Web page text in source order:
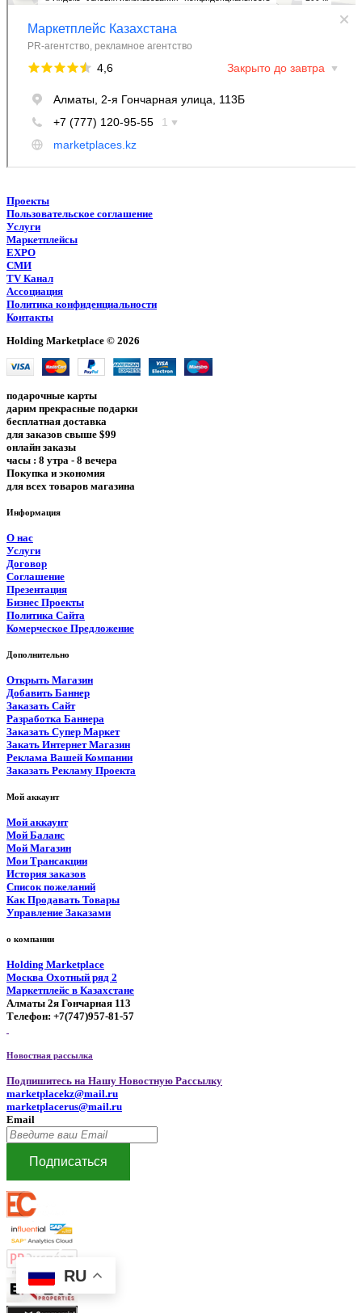
RU
Проекты
Пользовательское соглашение
Услуги
Маркетплейсы
EXPO
СМИ
TV Канал
Ассоциация
Политика конфиденциальности
Контакты
Holding Marketplace © 2026
подарочные карты
дарим прекрасные подарки
бесплатная доставка
для заказов свыше $99
онлайн заказы
часы : 8 утра - 8 вечера
Покупка и экономия
для всех товаров магазина
Информация
О нас
Услуги
Договор
Соглашение
Презентация
Бизнес Проекты
Политика Сайта
Комерческое Предложение
Дополнительно
Открыть Магазин
Добавить Баннер
Заказать Сайт
Разработка Баннера
Заказать Супер Маркет
Закать Интернет Магазин
Реклама Вашей Компании
Заказать Рекламу Проекта
Мой аккаунт
Мой аккаунт
Мой Баланс
Мой Магазин
Мои Трансакции
История заказов
Список пожеланий
Как Продавать Товары
Управление Заказами
о компании
Holding Marketplace
Москва Охотный ряд 2
Маркетплейс в Казахстане
Алматы 2я Гончарная 113
Телефон: +7(747)957-81-57
Новостная рассылка
Подпишитесь на Нашу Новостную Рассылку
marketplacekz@mail.ru
marketplacerus@mail.ru
Email
Подписаться